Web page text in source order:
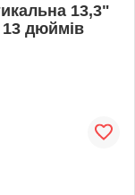
13,3"
13 дюймів